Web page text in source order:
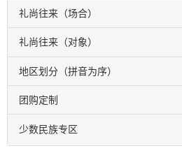
礼尚往来（场合）
click to expand contents
礼尚往来（对象）
click to expand contents
地区划分（拼音为序）
click to expand contents
团购定制
click to expand contents
少数民族专区